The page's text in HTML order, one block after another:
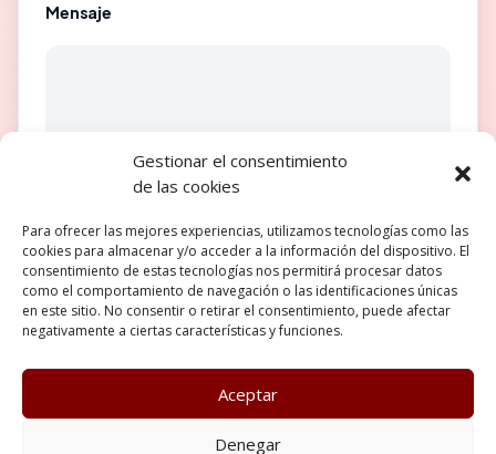
Gestionar el consentimiento
de las cookies
Para ofrecer las mejores experiencias, utilizamos tecnologías como las
cookies para almacenar y/o acceder a la información del dispositivo. El
consentimiento de estas tecnologías nos permitirá procesar datos
como el comportamiento de navegación o las identificaciones únicas
en este sitio. No consentir o retirar el consentimiento, puede afectar
negativamente a ciertas características y funciones.
Aceptar
Denegar
Mensaje
Poltica de Privacidad Política de cookies